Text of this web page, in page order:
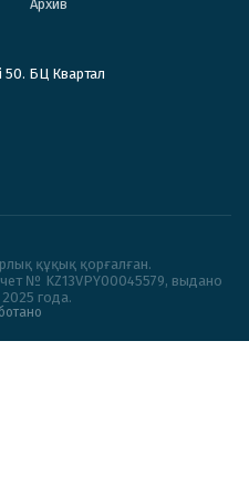
Архив
50. БЦ Квартал
құқық қорғалған.
№ KZ13VPY00045579, выдано
года.